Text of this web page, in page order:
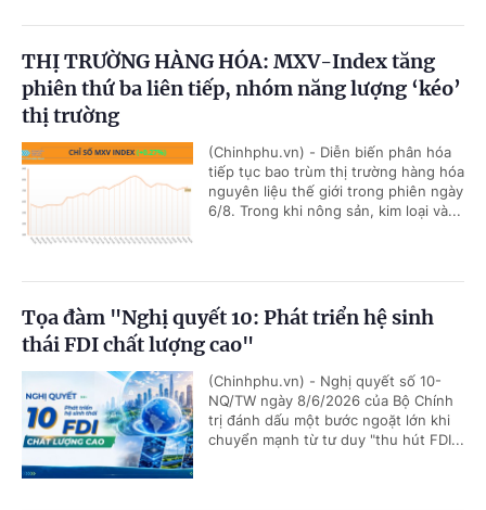
THỊ TRƯỜNG HÀNG HÓA: MXV-Index tăng
phiên thứ ba liên tiếp, nhóm năng lượng ‘kéo’
thị trường
(Chinhphu.vn) - Diễn biến phân hóa
tiếp tục bao trùm thị trường hàng hóa
nguyên liệu thế giới trong phiên ngày
6/8. Trong khi nông sản, kim loại và...
Tọa đàm "Nghị quyết 10: Phát triển hệ sinh
thái FDI chất lượng cao"
(Chinhphu.vn) - Nghị quyết số 10-
NQ/TW ngày 8/6/2026 của Bộ Chính
trị đánh dấu một bước ngoặt lớn khi
chuyển mạnh từ tư duy "thu hút FDI...